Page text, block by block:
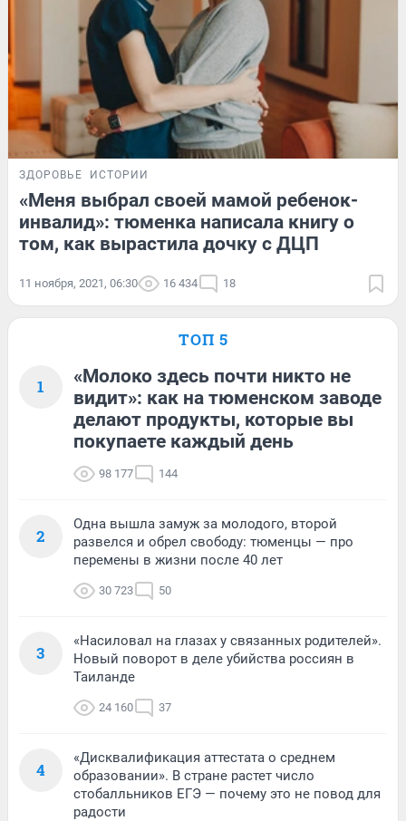
ЗДОРОВЬЕ ИСТОРИИ
«Меня выбрал своей мамой ребенок-
инвалид»: тюменка написала книгу о
том, как вырастила дочку с ДЦП
11 ноября, 2021, 06:30 16 434 18
ТОП 5
1
«Молоко здесь почти никто не
видит»: как на тюменском заводе
делают продукты, которые вы
покупаете каждый день
98 177 144
2
Одна вышла замуж за молодого, второй
развелся и обрел свободу: тюменцы — про
перемены в жизни после 40 лет
30 723 50
3
«Насиловал на глазах у связанных родителей».
Новый поворот в деле убийства россиян в
Таиланде
24 160 37
4
«Дисквалификация аттестата о среднем
образовании». В стране растет число
стобалльников ЕГЭ — почему это не повод для
радости